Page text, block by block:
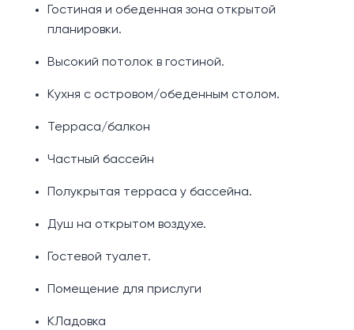
Гостиная и обеденная зона открытой
планировки.
Высокий потолок в гостиной.
Кухня с островом/обеденным столом.
Терраса/балкон
Частный бассейн
Полукрытая терраса у бассейна.
Душ на открытом воздухе.
Гостевой туалет.
Помещение для прислуги
КЛадовка